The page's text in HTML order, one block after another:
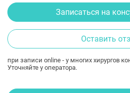
Записаться на
Оставить
при записи online - у многих хирургов
Уточняйте у оператора.